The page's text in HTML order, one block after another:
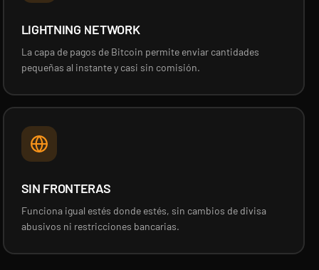
LIGHTNING NETWORK
La capa de pagos de Bitcoin permite enviar cantidades
pequeñas al instante y casi sin comisión.
SIN FRONTERAS
Funciona igual estés donde estés, sin cambios de divisa
abusivos ni restricciones bancarias.